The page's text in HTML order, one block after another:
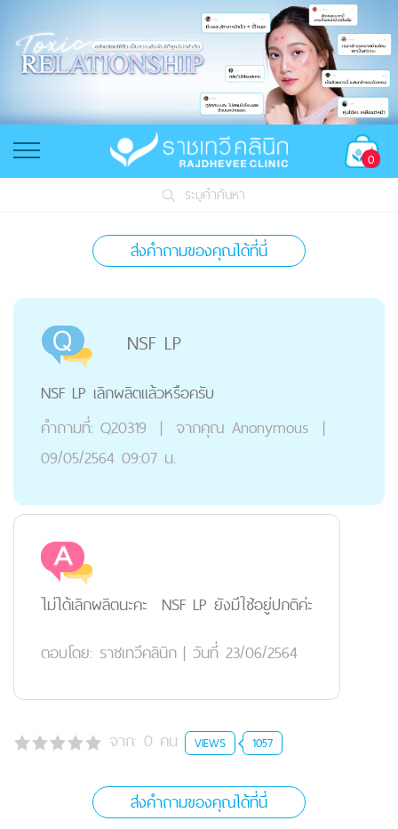
0
ระบุคำค้นหา
ส่งคำถามของคุณได้ที่นี่
NSF LP
NSF LP เลิกผลิตแล้วหรือครับ
คำถามที่: Q20319 | จากคุณ Anonymous |
09/05/2564 09:07 น.
ไม่ได้เลิกผลิตนะคะ NSF LP ยังมีใช้อยู่ปกติค่ะ
ตอบโดย: ราชเทวีคลินิก | วันที่ 23/06/2564
จาก: 0 คน VIEWS 1057
ส่งคำถามของคุณได้ที่นี่